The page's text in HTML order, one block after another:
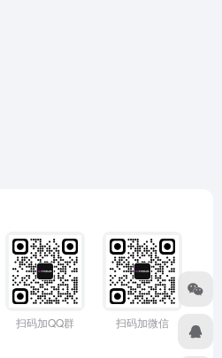
扫码加QQ群 扫码加微信